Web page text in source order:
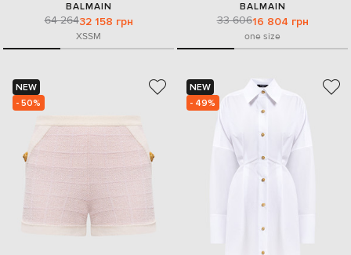
BALMAIN
64 26432 158 грн
XSSM
BALMAIN
33 60616 804 грн
one size
NEW
- 50%
NEW
- 49%